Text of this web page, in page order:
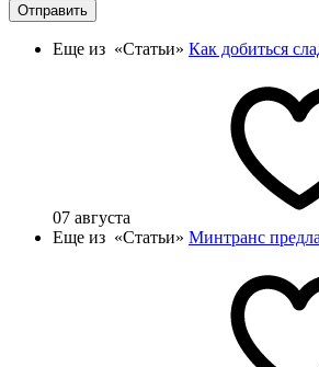
Отправить
Еще из «Статьи» Как добиться
07 августа
Еще из «Статьи» Минтранс